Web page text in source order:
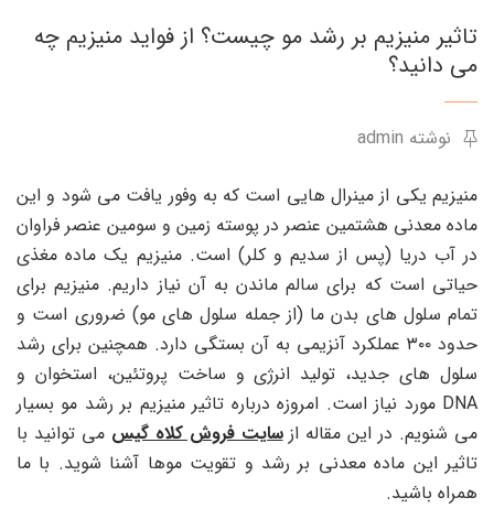
تاثیر منیزیم بر رشد مو چیست؟ از فواید منیزیم چه
می دانید؟
نوشته admin
منیزیم یکی از مینرال هایی است که به وفور یافت می شود و این
ماده معدنی هشتمین عنصر در پوسته زمین و سومین عنصر فراوان
در آب دریا (پس از سدیم و کلر) است. منیزیم یک ماده مغذی
حیاتی است که برای سالم ماندن به آن نیاز داریم. منیزیم برای
تمام سلول های بدن ما (از جمله سلول های مو) ضروری است و
حدود ۳۰۰ عملکرد آنزیمی به آن بستگی دارد. همچنین برای رشد
سلول های جدید، تولید انرژی و ساخت پروتئین، استخوان و
DNA مورد نیاز است. امروزه درباره تاثیر منیزیم بر رشد مو بسیار
می شنویم. در این مقاله ازسایت فروش کلاه گیس می توانید با
تاثیر این ماده معدنی بر رشد و تقویت موها آشنا شوید. با ما
همراه باشید.